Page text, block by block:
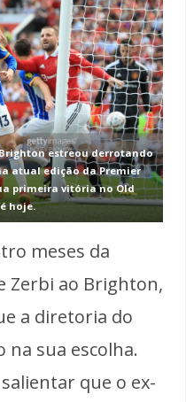
estreou derrotando
atual edição da Premier
primeira vitória no Old
hoje.
meses da
Zerbi ao Brighton,
a diretoria do
na sua escolha.
que o ex-